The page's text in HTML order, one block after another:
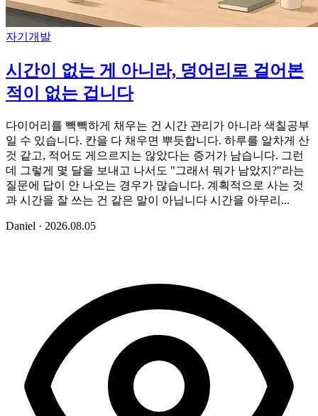
자기개발
시간이 없는 게 아니라, 덩어리로 걸어본
적이 없는 겁니다
다이어리를 빽빽하게 채우는 건 시간 관리가 아니라 색칠공부
일 수 있습니다. 칸을 다 채우면 뿌듯합니다. 하루를 알차게 산
것 같고, 적어도 게으르지는 않았다는 증거가 남습니다. 그런
데 그렇게 몇 달을 보내고 나서도 "그래서 뭐가 남았지?"라는
질문에 답이 안 나오는 경우가 많습니다. 계획적으로 사는 것
과 시간을 잘 쓰는 건 같은 말이 아닙니다 시간을 아무리...
Daniel · 2026.08.05